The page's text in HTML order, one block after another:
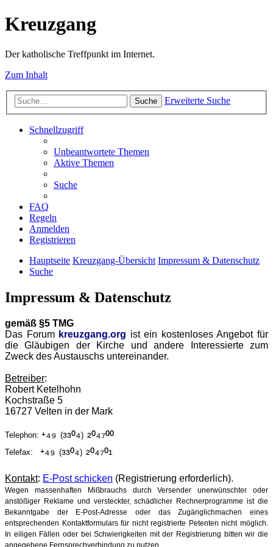
Kreuzgang
Der katholische Treffpunkt im Internet.
Zum Inhalt
Suche Erweiterte Suche
Schnellzugriff
Unbeantwortete Themen
Aktive Themen
Suche
FAQ
Regeln
Anmelden
Registrieren
Hauptseite Kreuzgang-Übersicht Impressum & Datenschutz
Suche
Impressum & Datenschutz
gemäß §5 TMG
Das Forum kreuzgang.org ist ein kostenloses Angebot für
die Gläubigen der Kirche und andere Interessierte zum
Zweck des Austauschs untereinander.
Betreiber:
Robert Ketelhohn
Kochstraße 5
16727 Velten in der Mark
Telephon: ⁺⁴⁹ (³³⁰⁴) ²⁰⁴⁷⁰⁰
Telefax: ⁺⁴⁹ (³³⁰⁴) ²⁰⁴⁷⁰¹
Kontakt: E-Post schicken (Registrierung erforderlich).
Wegen massenhaften Mißbrauchs durch Versender unerwünschter oder
anstößiger Reklame und versteckter, schädlicher Rechnerprogramme ist die
Bekanntgabe der E-Post-Adresse oder das Zugänglichmachen eines
entsprechenden Kontaktformulars für nicht registrierte Petenten nicht möglich.
In eiligen Fällen oder bei Schwierigkeiten mit der Registrierung bitten wir die
angegebene Fernsprechverbindung zu nutzen.